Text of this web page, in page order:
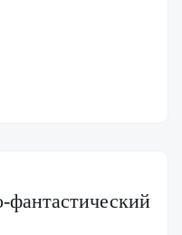
фантастический